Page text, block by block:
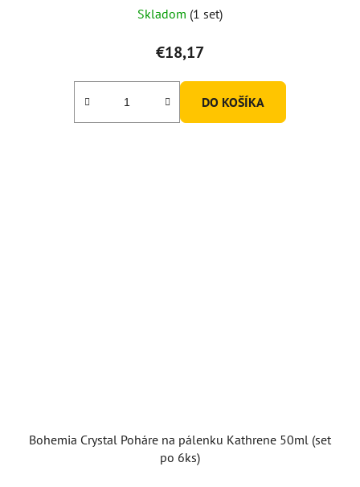
Skladom (1 set)
€18,17
DO KOŠÍKA
Bohemia Crystal Poháre na pálenku Kathrene 50ml (set
po 6ks)